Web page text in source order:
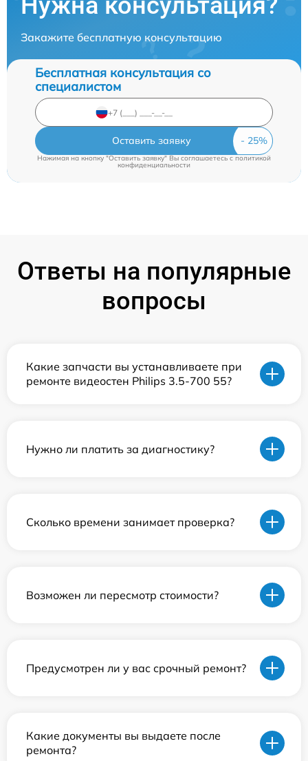
Закажите бесплатную консультацию
Бесплатная консультация со
специалистом
Оставить заявку
Нажимая на кнопку "Оставить заявку" Вы соглашаетесь c политикой
конфиденциальности
Ответы на популярные
вопросы
Какие запчасти вы устанавливаете при
ремонте видеостен Philips 3.5-700 55?
Нужно ли платить за диагностику?
Сколько времени занимает проверка?
Возможен ли пересмотр стоимости?
Предусмотрен ли у вас срочный ремонт?
Какие документы вы выдаете после
ремонта?